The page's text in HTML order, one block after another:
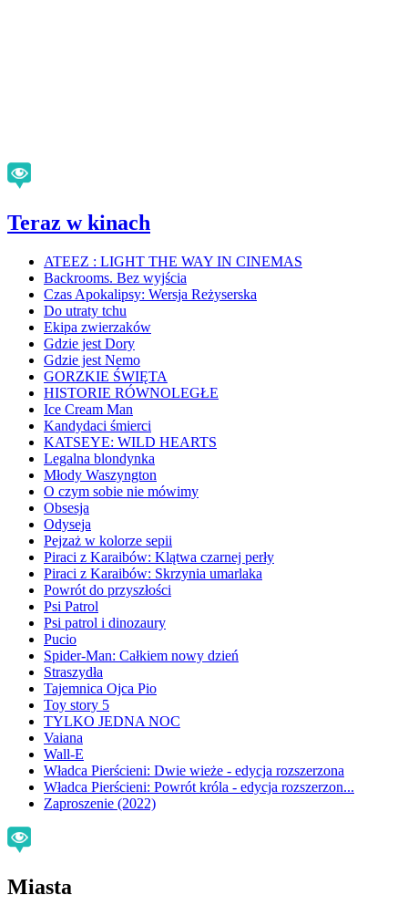
Teraz w kinach
ATEEZ : LIGHT THE WAY IN CINEMAS
Backrooms. Bez wyjścia
Czas Apokalipsy: Wersja Reżyserska
Do utraty tchu
Ekipa zwierzaków
Gdzie jest Dory
Gdzie jest Nemo
GORZKIE ŚWIĘTA
HISTORIE RÓWNOLEGŁE
Ice Cream Man
Kandydaci śmierci
KATSEYE: WILD HEARTS
Legalna blondynka
Młody Waszyngton
O czym sobie nie mówimy
Obsesja
Odyseja
Pejzaż w kolorze sepii
Piraci z Karaibów: Klątwa czarnej perły
Piraci z Karaibów: Skrzynia umarlaka
Powrót do przyszłości
Psi Patrol
Psi patrol i dinozaury
Pucio
Spider-Man: Całkiem nowy dzień
Straszydła
Tajemnica Ojca Pio
Toy story 5
TYLKO JEDNA NOC
Vaiana
Wall-E
Władca Pierścieni: Dwie wieże - edycja rozszerzona
Władca Pierścieni: Powrót króla - edycja rozszerzon...
Zaproszenie (2022)
Miasta